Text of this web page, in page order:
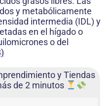
y metabólicamente
intermedia (IDL) y
en el hígado o
o del
y Tiendas
de 2 minutos